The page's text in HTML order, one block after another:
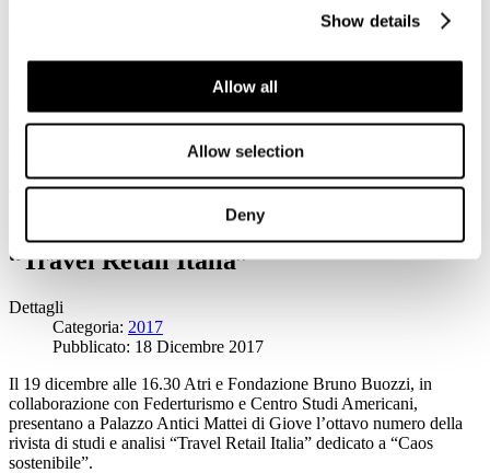
Show details
Allow all
Allow selection
Deny
sempre più agguerrita la concorrenza tra i Paesi. Da qui al 2030
la domanda e l'offerta e le figure professionali del comparto?
Capacità di attrazione, strategie di marketing, digitalizzazione,
robotica e intelligenza artificiale sono alcune delle principali sfide
del turismo post industriale che Stato, imprese e operatori del settore
Leggi tutto...
A Roma la presentazione della rivista
“Travel Retail Italia”
Dettagli
Categoria: 2017
Pubblicato: 18 Dicembre 2017
Il 19 dicembre alle 16.30 Atri e Fondazione Bruno Buozzi, in
collaborazione con Federturismo e Centro Studi Americani,
presentano a Palazzo Antici Mattei di Giove l’ottavo numero della
rivista di studi e analisi “Travel Retail Italia” dedicato a “Caos
sostenibile”.